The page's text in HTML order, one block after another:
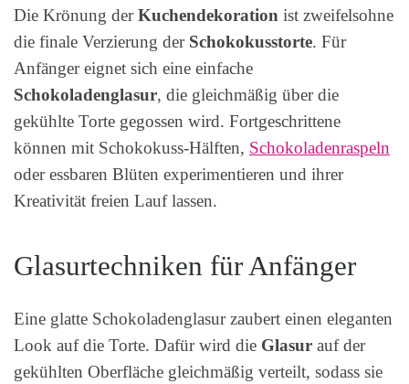
Die Krönung derKuchendekoration ist zweifelsohne
die finale Verzierung der Schokokusstorte. Für
Anfänger eignet sich eine einfache
Schokoladenglasur, die gleichmäßig über die
gekühlte Torte gegossen wird. Fortgeschrittene
können mit Schokokuss-Hälften, Schokoladenraspeln
oder essbaren Blüten experimentieren und ihrer
Kreativität freien Lauf lassen.
Glasurtechniken für Anfänger
Eine glatte Schokoladenglasur zaubert einen eleganten
Look auf die Torte. Dafür wird die Glasur auf der
gekühlten Oberfläche gleichmäßig verteilt, sodass sie